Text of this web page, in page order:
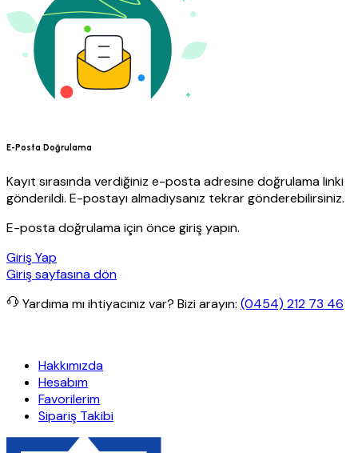
E-Posta Doğrulama
Kayıt sırasında verdiğiniz e-posta adresine doğrulama linki
gönderildi. E-postayı almadıysanız tekrar gönderebilirsiniz.
E-posta doğrulama için önce giriş yapın.
Giriş Yap
Giriş sayfasına dön
Yardıma mı ihtiyacınız var? Bizi arayın: (0454) 212 73 46
Hakkımızda
Hesabım
Favorilerim
Sipariş Takibi